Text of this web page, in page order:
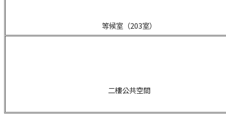
等候室（203室）
二樓公共空間